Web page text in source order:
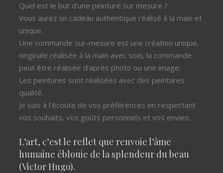
Quel est le but d’une peinture sur mesure ?
Vous aurez un cadeau authentique réalisé à la main et
unique.
Une commande sur-mesure est une création unique,
originale réalisée à la main avec soin, la commande
peut être réalisée d’après photo ou une image.
Les peintures sont réalisées avec des peintures
qualité.
Je suis à l’écoute de vos préférences en respectant
vos souhaits, vos goûts personnels et vos envies.
L’art, c’est le reflet que renvoie l’âme
humaine éblouie de la splendeur du beau
(Victor Hugo).